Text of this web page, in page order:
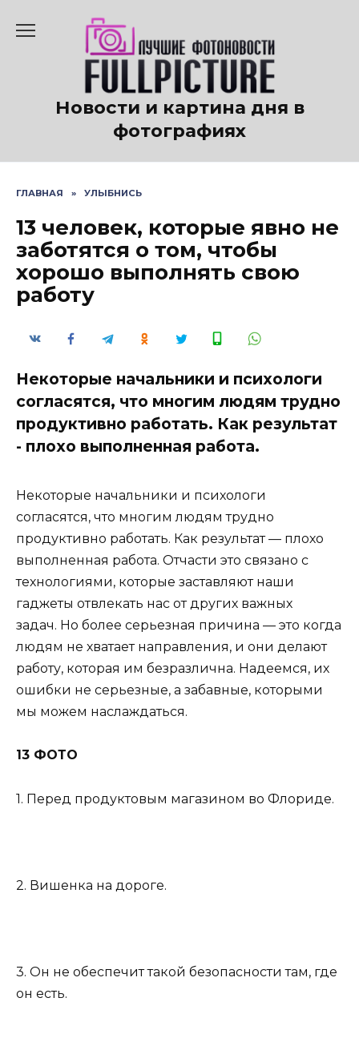
содержанию
Новости и картина дня в
фотографиях
ГЛАВНАЯ » УЛЫБНИСЬ
13 человек, которые явно не
заботятся о том, чтобы
хорошо выполнять свою
работу
Некоторые начальники и психологи
согласятся, что многим людям трудно
продуктивно работать. Как результат
- плохо выполненная работа.
Некоторые начальники и психологи
согласятся, что многим людям трудно
продуктивно работать. Как результат — плохо
выполненная работа. Отчасти это связано с
технологиями, которые заставляют наши
гаджеты отвлекать нас от других важных
задач. Но более серьезная причина — это когда
людям не хватает направления, и они делают
работу, которая им безразлична. Надеемся, их
ошибки не серьезные, а забавные, которыми
мы можем наслаждаться.
13 ФОТО
1. Перед продуктовым магазином во Флориде.
2. Вишенка на дороге.
3. Он не обеспечит такой безопасности там, где
он есть.